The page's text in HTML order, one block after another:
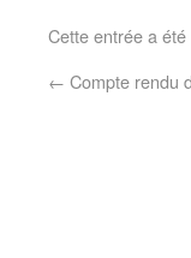
Cette entrée a
← Compte rendu